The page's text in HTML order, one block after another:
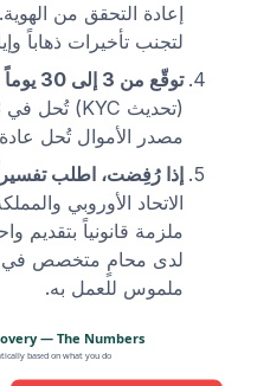
إعادة التحقق من
لتجنب تأخيرات ذهاباً
توقّع من 3 إلى 30 يوماً للحل.
مصدر الأموال تُحل عادة في 2-4
إذا رُفِضت، اطلب
الاتحاد الأوروبي
ملزمة قانونياً بتقديم
لدى محامٍ متخصص في
ملموس للعمل به.